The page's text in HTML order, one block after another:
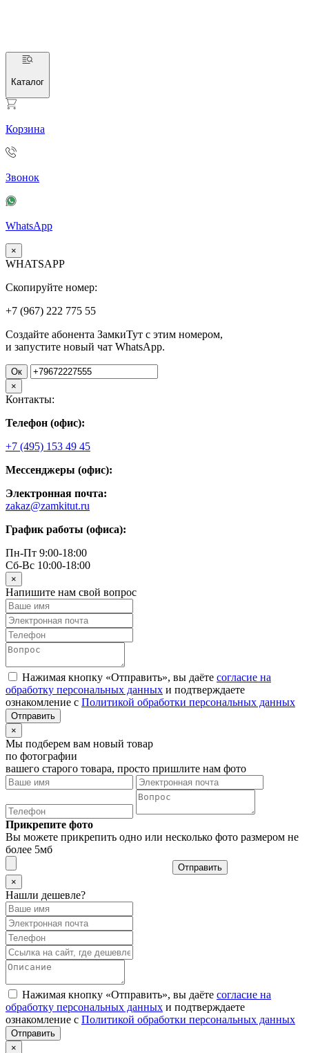
Каталог
Корзина
Звонок
WhatsApp
×
WHATSAPP
Скопируйте номер:
+7 (967) 222 775 55
Создайте абонента ЗамкиТут с этим номером,
и запустите новый чат WhatsApp.
Ок
×
Контакты:
Телефон (офис):
+7 (495) 153 49 45
Мессенджеры (офис):
Электронная почта:
zakaz@zamkitut.ru
График работы (офиса):
Пн-Пт 9:00-18:00
Сб-Вс 10:00-18:00
×
Напишите нам свой вопрос
Нажимая кнопку «Отправить», вы даёте согласие на
обработку персональных данных и подтверждаете
ознакомление с Политикой обработки персональных данных
×
Мы подберем вам новый товар
по фотографии
вашего старого товара, просто пришлите нам фото
Прикрепите фото
Вы можете прикрепить одно или несколько фото размером не
более 5мб
Отправить
×
Нашли дешевле?
Нажимая кнопку «Отправить», вы даёте согласие на
обработку персональных данных и подтверждаете
ознакомление с Политикой обработки персональных данных
×